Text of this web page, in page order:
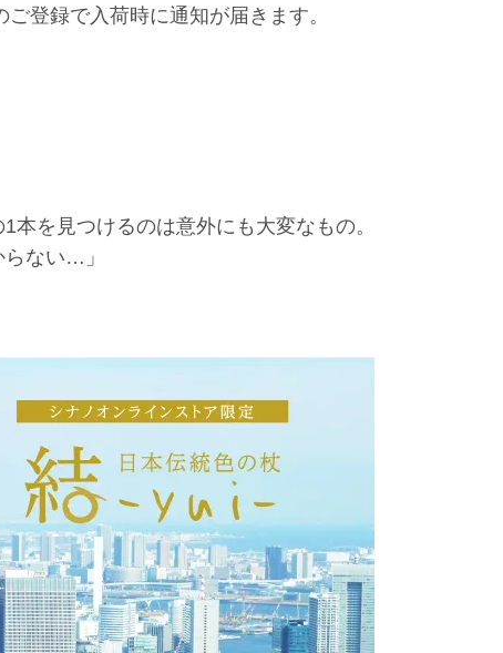
登録で入荷時に通知が届きます。
を見つけるのは意外にも大変なもの。
ない…」